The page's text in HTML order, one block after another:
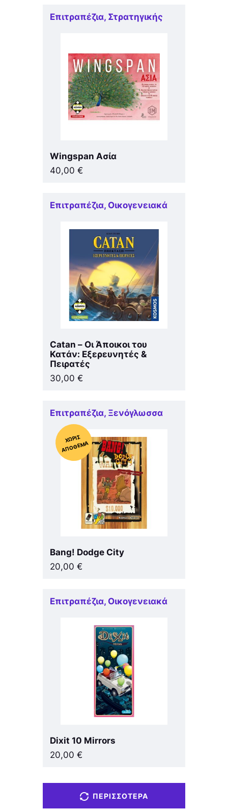
Επιτραπέζια, Στρατηγικής
Wingspan Ασία
40,00 €
Επιτραπέζια, Οικογενειακά
Catan – Οι Άποικοι του
Κατάν: Εξερευνητές &
Πειρατές
30,00 €
Επιτραπέζια, Ξενόγλωσσα
Χ
ΩΡΊΣ
Α
Π
Ό
ΘΕ
ΜΑ
Bang! Dodge City
20,00 €
Επιτραπέζια, Οικογενειακά
Dixit 10 Mirrors
20,00 €
ΠΕΡΙΣΣΌΤΕΡΑ